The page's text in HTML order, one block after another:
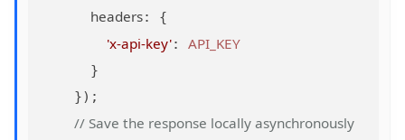
headers: {
'x-api-key': API_KEY
      }
    });
// Save the response locally asynchronously